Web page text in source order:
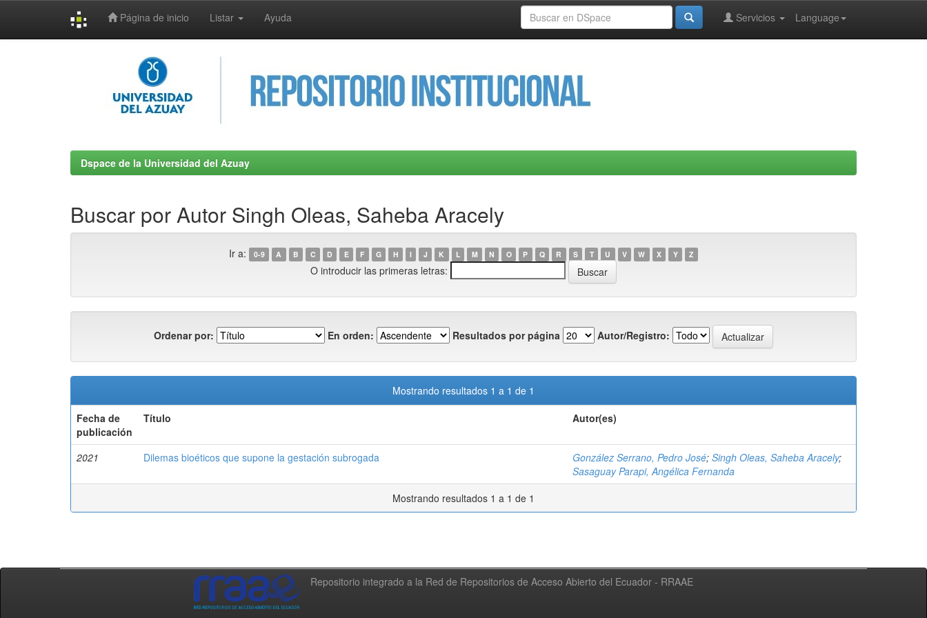
Página de inicio Listar Ayuda Language
Servicios
Dspace de la Universidad del Azuay
Buscar por Autor Singh Oleas, Saheba Aracely
Ir a: 0-9 A B C D E F G H I J K L M N O P Q R S T U V W X Y Z
O introducir las primeras letras:
Ordenar por: En orden: Resultados por página Autor/Registro:
Mostrando resultados 1 a 1 de 1
Fecha de
publicación
Título Autor(es)
2021 Dilemas bioéticos que supone la gestación subrogada González Serrano, Pedro José; Singh Oleas, Saheba Aracely;
Sasaguay Parapi, Angélica Fernanda
Mostrando resultados 1 a 1 de 1
Repositorio integrado a la Red de Repositorios de Acceso Abierto del Ecuador - RRAAE